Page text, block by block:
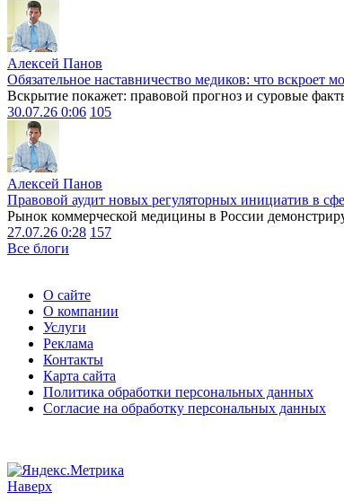
Алексей Панов
Обязательное наставничество медиков: что
Вскрытие покажет: правовой прогноз и суровые
30.07.26 0:06 105
Алексей Панов
Правовой аудит новых регуляторных инициатив в
Рынок коммерческой медицины в России
27.07.26 0:28 157
Все блоги
О сайте
О компании
Услуги
Реклама
Контакты
Карта сайта
Политика обработки персональных данных
Согласие на обработку персональных данных
Наверх